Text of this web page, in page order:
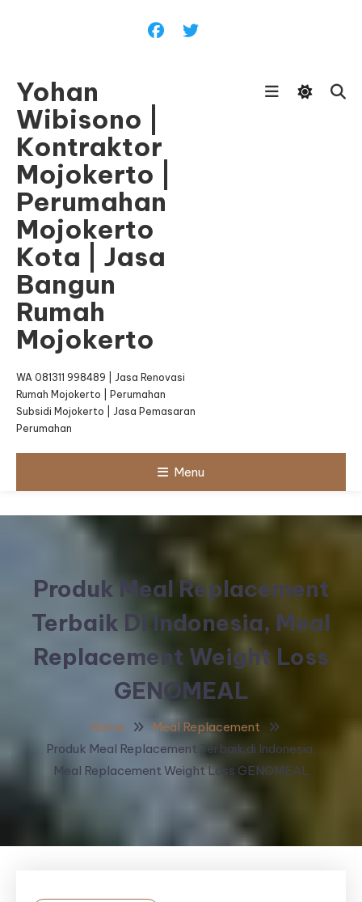
Yohan
Wibisono |
Kontraktor
Mojokerto |
Perumahan
Mojokerto
Kota | Jasa
Bangun
Rumah
Mojokerto
WA 081311 998489 | Jasa Renovasi
Rumah Mojokerto | Perumahan
Subsidi Mojokerto | Jasa Pemasaran
Perumahan
Menu
Produk Meal Replacement
Terbaik Di Indonesia, Meal
Replacement Weight Loss
GENOMEAL
Home
Meal Replacement
Produk Meal Replacement Terbaik di Indonesia,
Meal Replacement Weight Loss GENOMEAL